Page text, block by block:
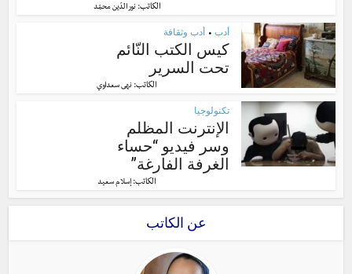
الكاتب:نور الدّين محمّد
أدب • أدب وثقافة
كيس الكتب النّائم
تحت السرير
الكاتب: نهى سعداوي
تكنولوجيا
الإنترنت المظلم
وسر فيديو “حساء
الغرفة الفارغة”
الكاتب: إسلام سعيد
عن الكاتب